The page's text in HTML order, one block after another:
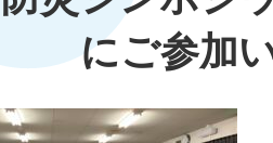
にご参加